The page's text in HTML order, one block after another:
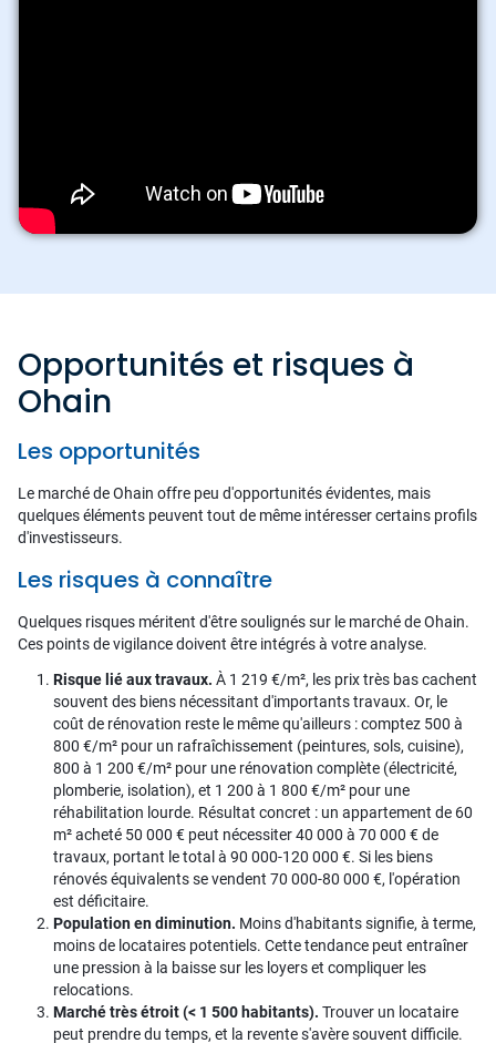
Opportunités et risques à
Ohain
Les opportunités
Le marché de Ohain offre peu d'opportunités évidentes, mais
quelques éléments peuvent tout de même intéresser certains profils
d'investisseurs.
Les risques à connaître
Quelques risques méritent d'être soulignés sur le marché de Ohain.
Ces points de vigilance doivent être intégrés à votre analyse.
Risque lié aux travaux. À 1 219 €/m², les prix très bas cachent
souvent des biens nécessitant d'importants travaux. Or, le
coût de rénovation reste le même qu'ailleurs : comptez 500 à
800 €/m² pour un rafraîchissement (peintures, sols, cuisine),
800 à 1 200 €/m² pour une rénovation complète (électricité,
plomberie, isolation), et 1 200 à 1 800 €/m² pour une
réhabilitation lourde. Résultat concret : un appartement de 60
m² acheté 50 000 € peut nécessiter 40 000 à 70 000 € de
travaux, portant le total à 90 000-120 000 €. Si les biens
rénovés équivalents se vendent 70 000-80 000 €, l'opération
est déficitaire.
Population en diminution. Moins d'habitants signifie, à terme,
moins de locataires potentiels. Cette tendance peut entraîner
une pression à la baisse sur les loyers et compliquer les
relocations.
Marché très étroit (< 1 500 habitants). Trouver un locataire
peut prendre du temps, et la revente s'avère souvent difficile.